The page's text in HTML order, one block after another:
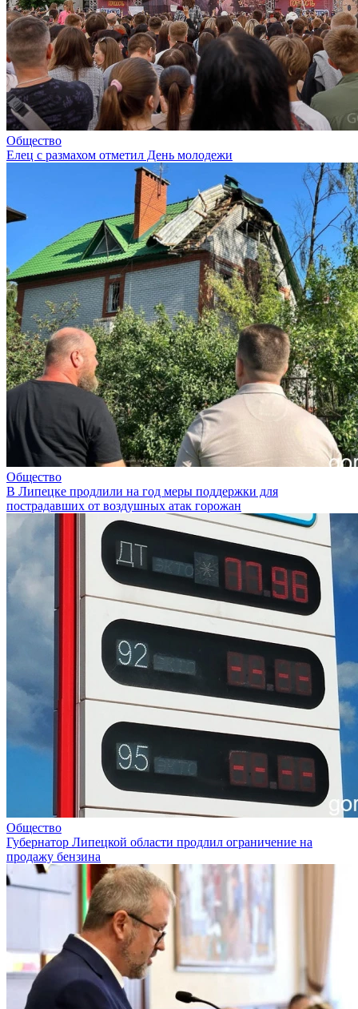
Общество
Елец с размахом отметил День молодежи
Общество
В Липецке продлили на год меры поддержки для
пострадавших от воздушных атак горожан
Общество
Губернатор Липецкой области продлил ограничение на
продажу бензина